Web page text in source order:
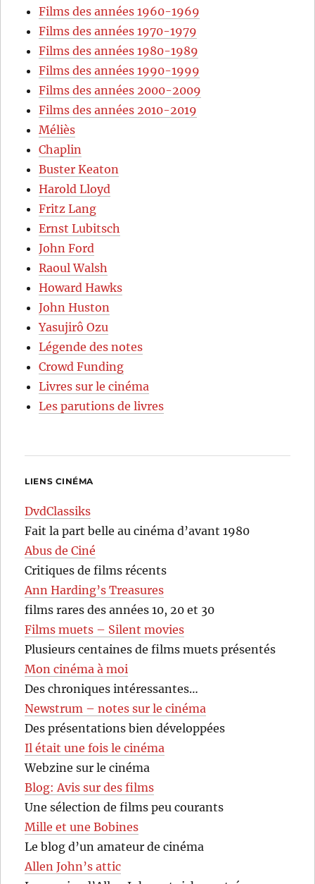
Films des années 1960-1969
Films des années 1970-1979
Films des années 1980-1989
Films des années 1990-1999
Films des années 2000-2009
Films des années 2010-2019
Méliès
Chaplin
Buster Keaton
Harold Lloyd
Fritz Lang
Ernst Lubitsch
John Ford
Raoul Walsh
Howard Hawks
John Huston
Yasujirô Ozu
Légende des notes
Crowd Funding
Livres sur le cinéma
Les parutions de livres
LIENS CINÉMA
DvdClassiks
Fait la part belle au cinéma d’avant 1980
Abus de Ciné
Critiques de films récents
Ann Harding’s Treasures
films rares des années 10, 20 et 30
Films muets – Silent movies
Plusieurs centaines de films muets présentés
Mon cinéma à moi
Des chroniques intéressantes…
Newstrum – notes sur le cinéma
Des présentations bien développées
Il était une fois le cinéma
Webzine sur le cinéma
Blog: Avis sur des films
Une sélection de films peu courants
Mille et une Bobines
Le blog d’un amateur de cinéma
Allen John’s attic